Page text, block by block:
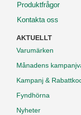
Produktfrågor
Kontakta oss
AKTUELLT
Varumärken
Månadens
Kampanj &
Fyndhörna
Nyheter